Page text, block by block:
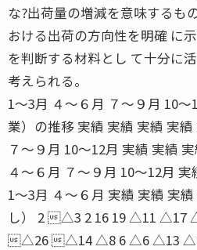
な?出荷量の増減を意味するも
おける出荷の方向性を明確 に
を判断する材料とし て十分に
考えられる。
1〜3月 ４〜６月 ７〜９月 10
業）の推移 実績 実績 実績 実
７〜９月 10〜12月 実績 実績
４〜６月 ７〜９月 10〜12月
1〜3月 ４〜６月 実績 実績 実
し） 2 △3 2 16 19 △11
△26 △14 △8 6 △6 △13